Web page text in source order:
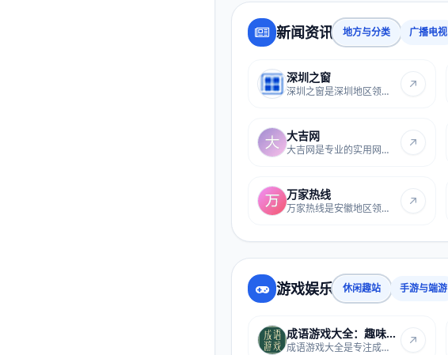
新闻资讯 地方与分类 广播电视
深圳之窗
深圳之窗是深圳地区领先的综合门户网站，提供...
大吉网
大吉网是专业的实用网址导航站点，收录各类优...
万家热线
万家热线是安徽地区领先的本地生活门户网站，...
游戏娱乐 休闲趣站 手游与端游
成语游戏大全：趣味互动学习平...
成语游戏大全是专注成语趣味学习的站点，提供...